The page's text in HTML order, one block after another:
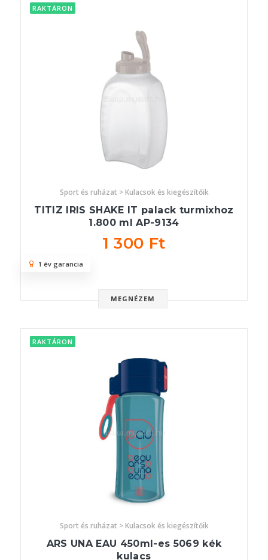
RAKTÁRON
Sport és ruházat > Kulacsok és kiegészítőik
TITIZ IRIS SHAKE IT palack turmixhoz
1.800 ml AP-9134
1 300 Ft
MEGNÉZEM
1 év garancia
RAKTÁRON
Sport és ruházat > Kulacsok és kiegészítőik
ARS UNA EAU 450ml-es 5069 kék
kulacs